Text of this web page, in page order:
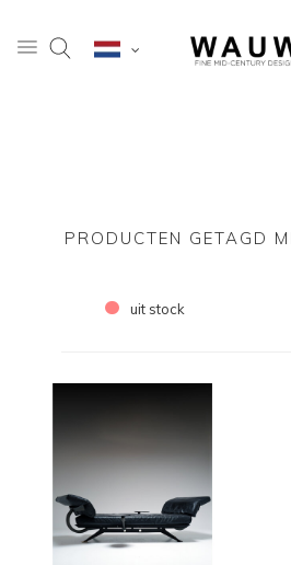
PRODUCTEN GETAGD
uit stock